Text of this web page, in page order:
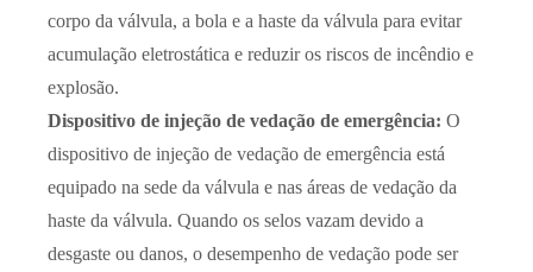
corpo da válvula, a bola e a haste da válvula para evitar
acumulação eletrostática e reduzir os riscos de incêndio e
explosão.
Dispositivo de injeção de vedação de emergência: O
dispositivo de injeção de vedação de emergência está
equipado na sede da válvula e nas áreas de vedação da
haste da válvula. Quando os selos vazam devido a
desgaste ou danos, o desempenho de vedação pode ser